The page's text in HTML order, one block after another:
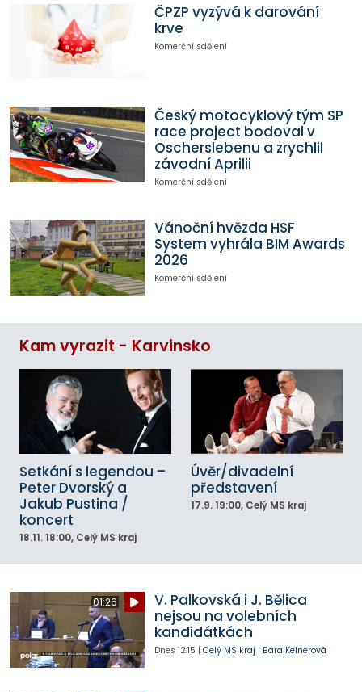
ČPZP vyzývá k darování
krve
Komerční sdělení
Český motocyklový tým SP
race project bodoval v
Oscherslebenu a zrychlil
závodní Aprilii
Komerční sdělení
Vánoční hvězda HSF
System vyhrála BIM Awards
2026
Komerční sdělení
Kam vyrazit - Karvinsko
Setkání s legendou –
Peter Dvorský a
Jakub Pustina /
koncert
18.11. 18:00, Celý MS kraj
Úvěr/divadelní
představení
17.9. 19:00, Celý MS kraj
01:26
V. Palkovská i J. Bělica
nejsou na volebních
kandidátkách
Dnes 12:15 | Celý MS kraj | Bára Kelnerová